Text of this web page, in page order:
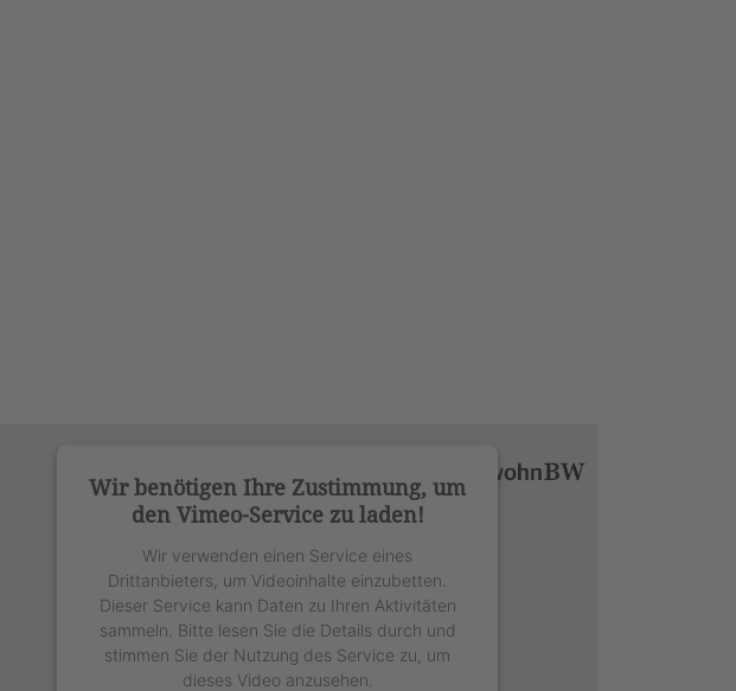
Wir benötigen Ihre Zustimmung, um
den Vimeo-Service zu laden!
Wir verwenden einen Service eines
Drittanbieters, um Videoinhalte einzubetten.
Dieser Service kann Daten zu Ihren Aktivitäten
sammeln. Bitte lesen Sie die Details durch und
stimmen Sie der Nutzung des Service zu, um
dieses Video anzusehen.